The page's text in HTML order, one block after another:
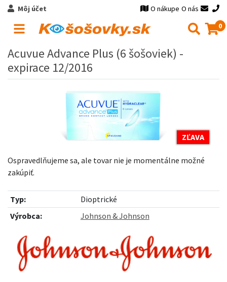
Môj účet O nákupe O nás
0
Acuvue Advance Plus (6 šošoviek) -
expirace 12/2016
ZĽAVA
Ospravedlňujeme sa, ale tovar nie je momentálne možné
zakúpiť.
Typ:
Dioptrické
Výrobca:
Johnson & Johnson